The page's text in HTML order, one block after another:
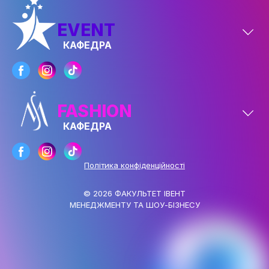
ДОСЯГНЕННЯ ТА МИСТЕЦЬКА
ДІЯЛЬНІСТЬ
АБІТУРІЄНТУ
РЕЄСТРАЦІЯ АБІТУРІЄНТА
МОТИВАЦІЙНИЙ ЛИСТ
ПРАВИЛА ПРИЙОМУ
ПЕРЕЛІК ДОКУМЕНТІВ
НОВИНИ ЗІРКОВОГО ФАКУЛЬТЕТУ
ПРАВИЛА ПРИЙОМУ
EVENT
КАФЕДРА
FASHION
КАФЕДРА
Політика конфіденційності
© 2026 ФАКУЛЬТЕТ ІВЕНТ
МЕНЕДЖМЕНТУ ТА ШОУ-БІЗНЕСУ